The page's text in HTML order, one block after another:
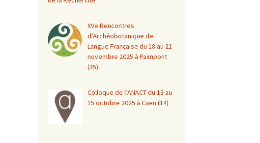
XVe Rencontres
d’Archéobotanique de
Langue Française du 18 au 21
novembre 2025 à Paimpont
(35).
Colloque de l’ANACT du 13 au
15 octobre 2025 à Caen (14)